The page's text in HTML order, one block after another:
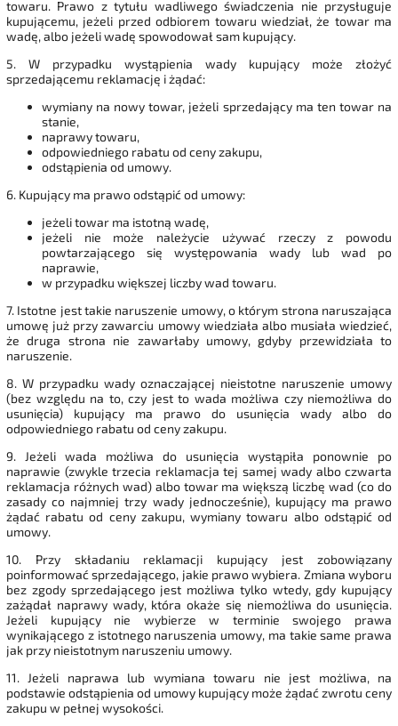
towaru. Prawo z tytułu wadliwego świadczenia nie przysługuje
kupującemu, jeżeli przed odbiorem towaru wiedział, że towar ma
wadę, albo jeżeli wadę spowodował sam kupujący.
5. W przypadku wystąpienia wady kupujący może złożyć
sprzedającemu reklamację i żądać:
wymiany na nowy towar, jeżeli sprzedający ma ten towar na
stanie,
naprawy towaru,
odpowiedniego rabatu od ceny zakupu,
odstąpienia od umowy.
6. Kupujący ma prawo odstąpić od umowy:
jeżeli towar ma istotną wadę,
jeżeli nie może należycie używać rzeczy z powodu
powtarzającego się występowania wady lub wad po
naprawie,
w przypadku większej liczby wad towaru.
7. Istotne jest takie naruszenie umowy, o którym strona naruszająca
umowę już przy zawarciu umowy wiedziała albo musiała wiedzieć,
że druga strona nie zawarłaby umowy, gdyby przewidziała to
naruszenie.
8. W przypadku wady oznaczającej nieistotne naruszenie umowy
(bez względu na to, czy jest to wada możliwa czy niemożliwa do
usunięcia) kupujący ma prawo do usunięcia wady albo do
odpowiedniego rabatu od ceny zakupu.
9. Jeżeli wada możliwa do usunięcia wystąpiła ponownie po
naprawie (zwykle trzecia reklamacja tej samej wady albo czwarta
reklamacja różnych wad) albo towar ma większą liczbę wad (co do
zasady co najmniej trzy wady jednocześnie), kupujący ma prawo
żądać rabatu od ceny zakupu, wymiany towaru albo odstąpić od
umowy.
10. Przy składaniu reklamacji kupujący jest zobowiązany
poinformować sprzedającego, jakie prawo wybiera. Zmiana wyboru
bez zgody sprzedającego jest możliwa tylko wtedy, gdy kupujący
zażądał naprawy wady, która okaże się niemożliwa do usunięcia.
Jeżeli kupujący nie wybierze w terminie swojego prawa
wynikającego z istotnego naruszenia umowy, ma takie same prawa
jak przy nieistotnym naruszeniu umowy.
11. Jeżeli naprawa lub wymiana towaru nie jest możliwa, na
podstawie odstąpienia od umowy kupujący może żądać zwrotu ceny
zakupu w pełnej wysokości.